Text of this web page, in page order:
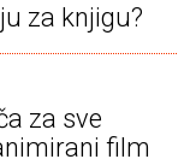
za knjigu?
za sve
film